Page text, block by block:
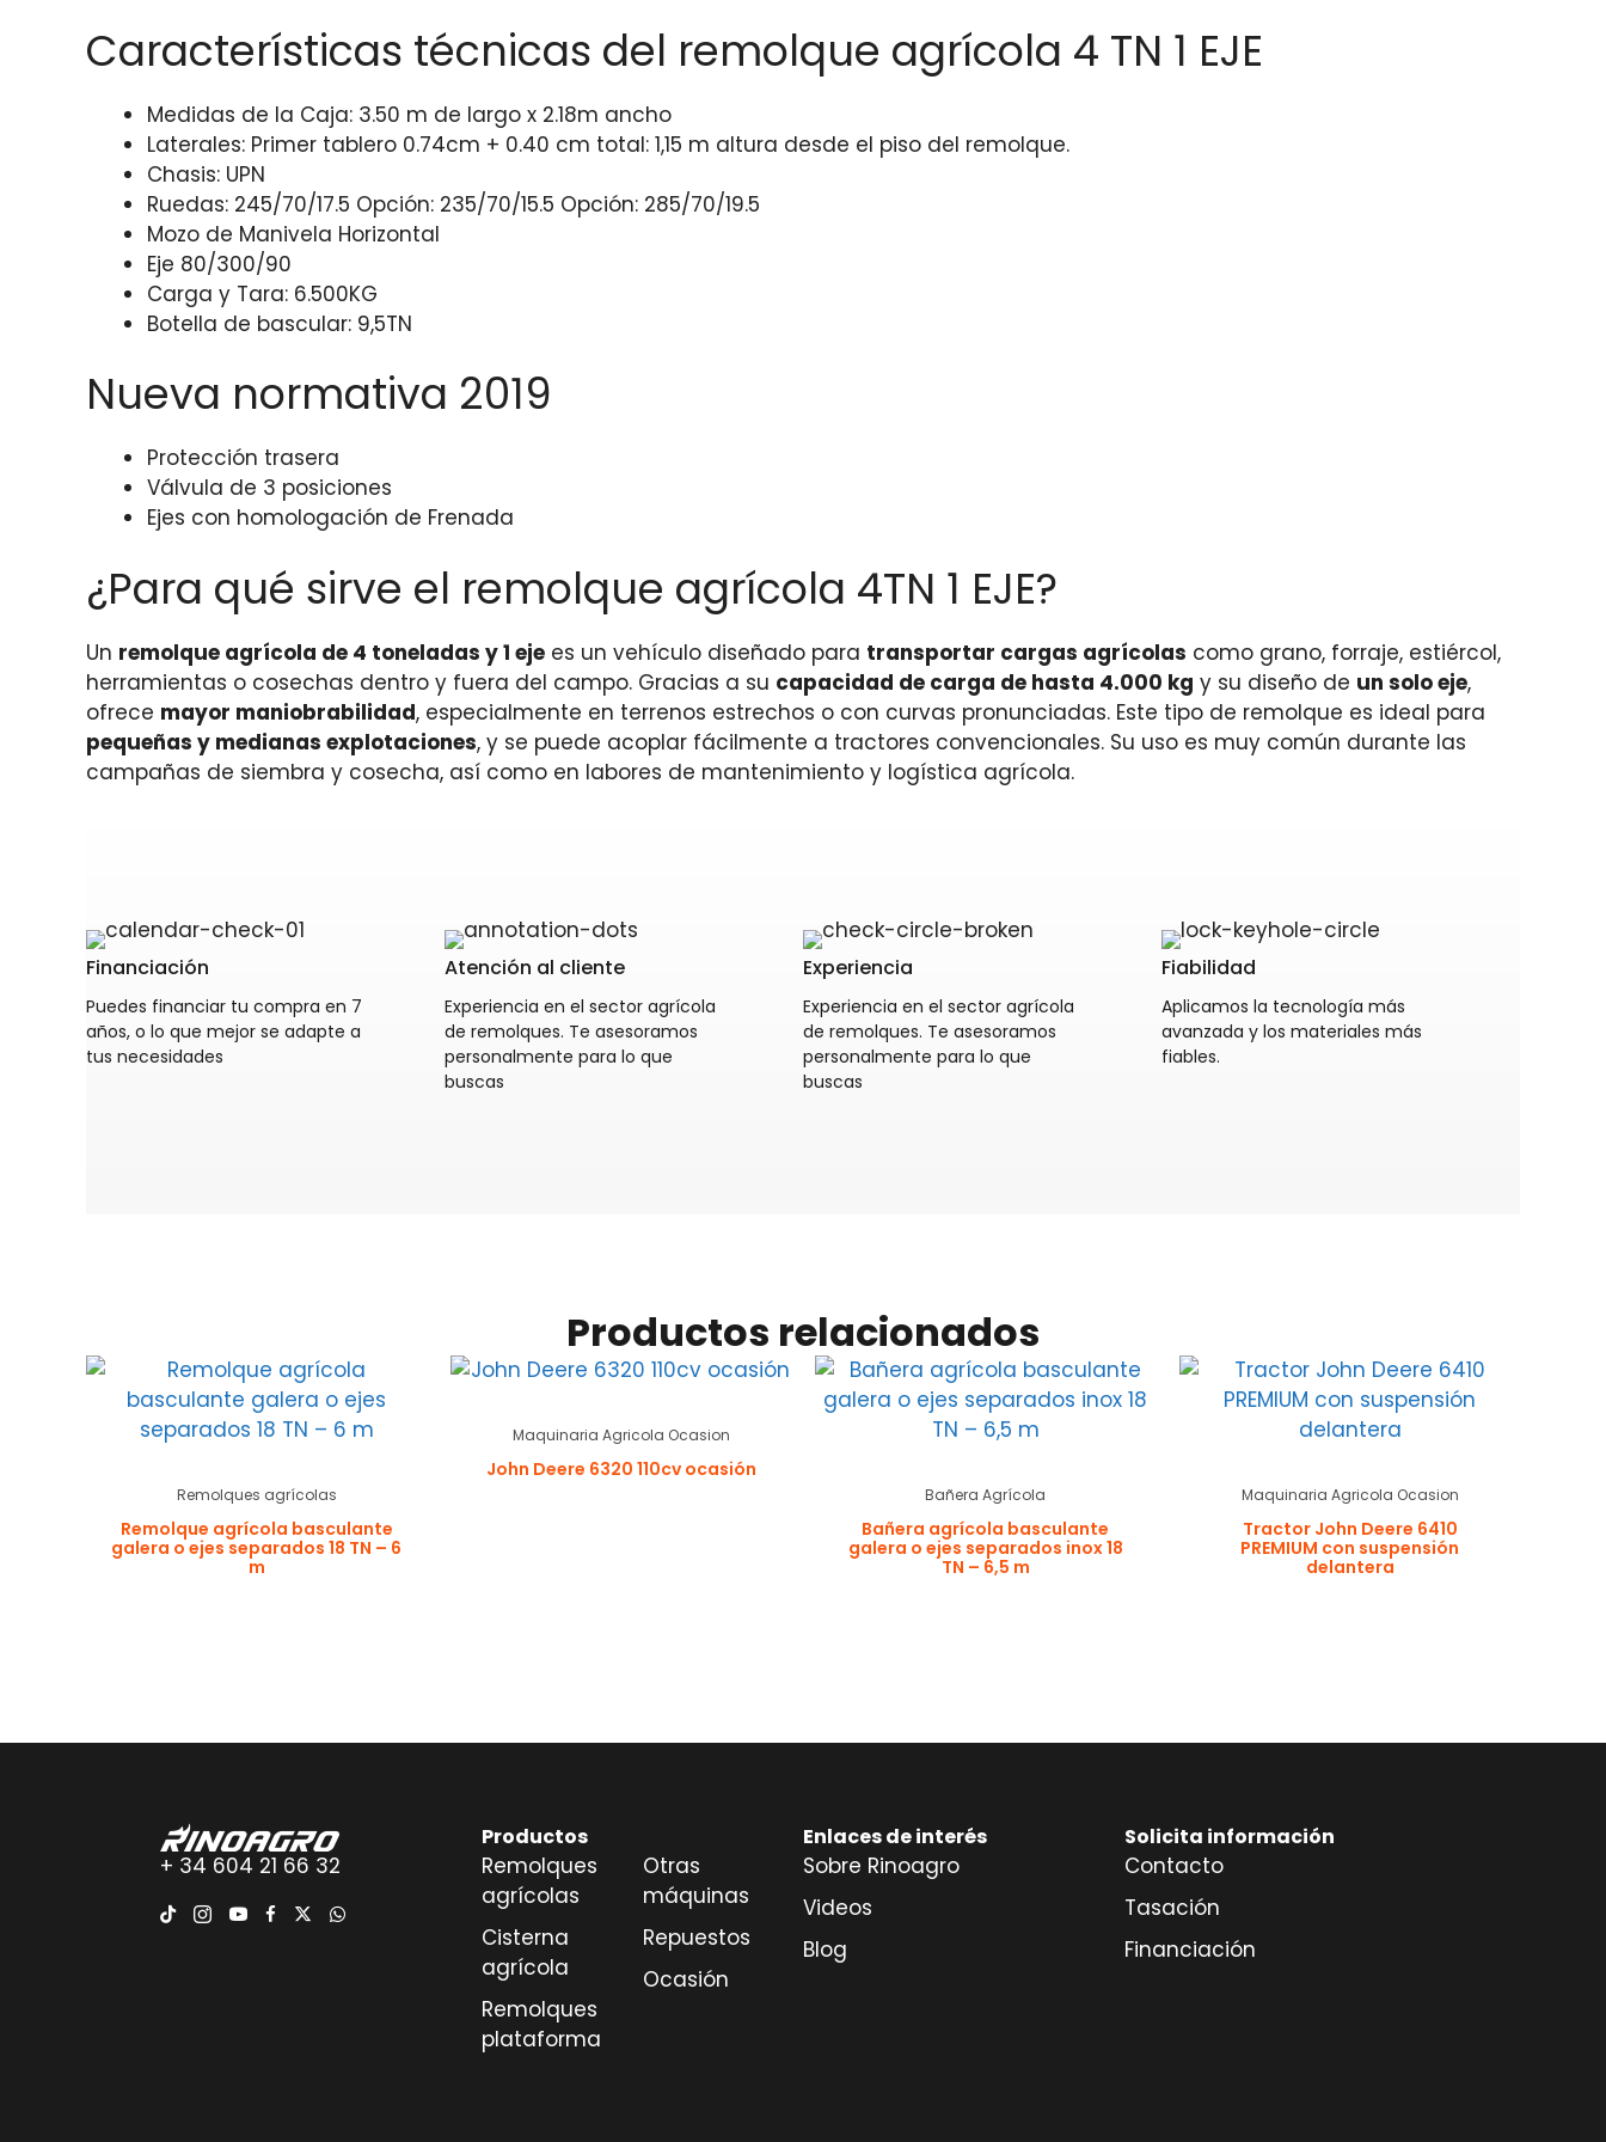
Características técnicas del remolque agrícola 4 TN 1 EJE
Medidas de la Caja: 3.50 m de largo x 2.18m ancho
Laterales: Primer tablero 0.74cm + 0.40 cm total: 1,15 m altura desde el piso del remolque.
Chasis: UPN
Ruedas: 245/70/17.5 Opción: 235/70/15.5 Opción: 285/70/19.5
Mozo de Manivela Horizontal
Eje 80/300/90
Carga y Tara: 6.500KG
Botella de bascular: 9,5TN
Nueva normativa 2019
Protección trasera
Válvula de 3 posiciones
Ejes con homologación de Frenada
¿Para qué sirve el remolque agrícola 4TN 1 EJE?
Un remolque agrícola de 4 toneladas y 1 eje es un vehículo diseñado para transportar cargas agrícolas como grano, forraje, estiércol,
herramientas o cosechas dentro y fuera del campo. Gracias a su capacidad de carga de hasta 4.000 kg y su diseño de un solo eje,
ofrece mayor maniobrabilidad, especialmente en terrenos estrechos o con curvas pronunciadas. Este tipo de remolque es ideal para
pequeñas y medianas explotaciones, y se puede acoplar fácilmente a tractores convencionales. Su uso es muy común durante las
campañas de siembra y cosecha, así como en labores de mantenimiento y logística agrícola.
Financiación
Puedes financiar tu compra en 7
años, o lo que mejor se adapte a
tus necesidades
Atención al cliente
Experiencia en el sector agrícola
de remolques. Te asesoramos
personalmente para lo que
buscas
Experiencia
Experiencia en el sector agrícola
de remolques. Te asesoramos
personalmente para lo que
buscas
Fiabilidad
Aplicamos la tecnología más
avanzada y los materiales más
fiables.
Productos relacionados
Remolques agrícolas
Remolque agrícola basculante
galera o ejes separados 18 TN – 6
m
Maquinaria Agricola Ocasion
John Deere 6320 110cv ocasión
Bañera Agrícola
Bañera agrícola basculante
galera o ejes separados inox 18
TN – 6,5 m
Maquinaria Agricola Ocasion
Tractor John Deere 6410
PREMIUM con suspensión
delantera
+ 34 604 21 66 32
Productos
Remolques
agrícolas
Cisterna
agrícola
Remolques
plataforma
Otras
máquinas
Repuestos
Ocasión
Enlaces de interés
Sobre Rinoagro
Videos
Blog
Solicita información
Contacto
Tasación
Financiación